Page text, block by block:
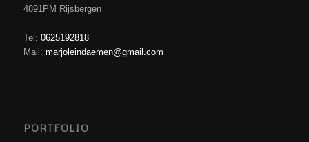
4891PM Rijsbergen
Tel: 0625192818
Mail: marjoleindaemen@gmail.com
PORTFOLIO